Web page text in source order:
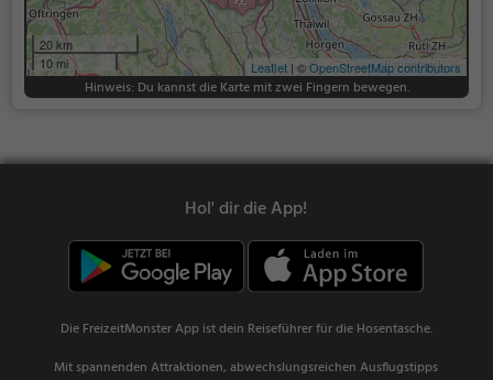
20 km
10 mi
Leaflet | ©OpenStreetMap contributors
Hinweis: Du kannst die Karte mit zwei Fingern bewegen.
Hol' dir die App!
Die FreizeitMonster App ist dein Reiseführer für die Hosentasche.
Mit spannenden Attraktionen, abwechslungsreichen Ausflugstipps